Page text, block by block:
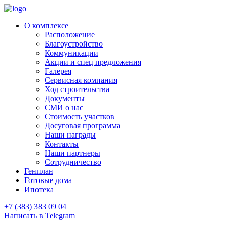
О комплексе
Расположение
Благоустройство
Коммуникации
Акции и спец предложения
Галерея
Сервисная компания
Ход строительства
Документы
СМИ о нас
Стоимость участков
Досуговая программа
Наши награды
Контакты
Наши партнеры
Сотрудничество
Генплан
Готовые дома
Ипотека
+7 (383) 383 09 04
Написать в Telegram